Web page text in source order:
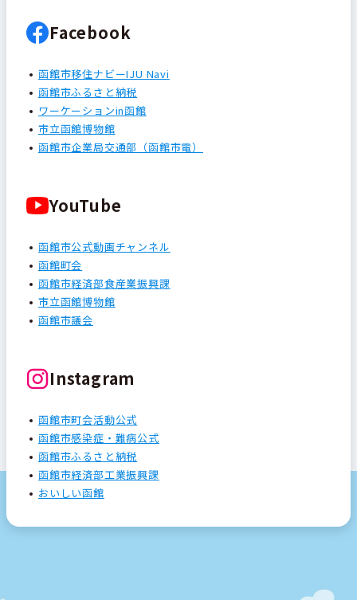
Facebook
函館市移住ナビーIJU Navi
函館市ふるさと納税
ワーケーションin函館
市立函館博物館
函館市企業局交通部（函館市電）
YouTube
函館市公式動画チャンネル
函館町会
函館市経済部食産業振興課
市立函館博物館
函館市議会
Instagram
函館市町会活動公式
函館市感染症・難病公式
函館市ふるさと納税
函館市経済部工業振興課
おいしい函館